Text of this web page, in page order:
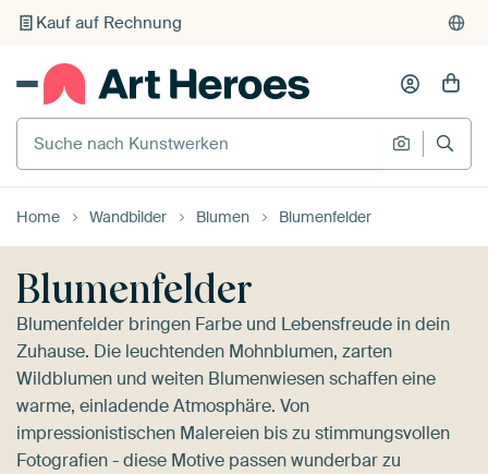
Individueller Druck auf Bestellung
Suche nach Kunstwerken
Suche
Home Wandbilder Blumen Blumenfelder
Blumenfelder
Blumenfelder bringen Farbe und Lebensfreude in dein
Zuhause. Die leuchtenden Mohnblumen, zarten
Wildblumen und weiten Blumenwiesen schaffen eine
warme, einladende Atmosphäre. Von
impressionistischen Malereien bis zu stimmungsvollen
Fotografien - diese Motive passen wunderbar zu